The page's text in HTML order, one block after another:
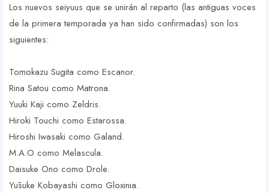
Los nuevos seiyuus que se unirán al reparto (las antiguas voces
de la primera temporada ya han sido confirmadas) son los
siguientes:
Tomokazu Sugita como Escanor.
Rina Satou como Matrona.
Yuuki Kaji como Zeldris.
Hiroki Touchi como Estarossa.
Hiroshi Iwasaki como Galand.
M.A.O como Melascula.
Daisuke Ono como Drole.
Yūsuke Kobayashi como Gloxinia.